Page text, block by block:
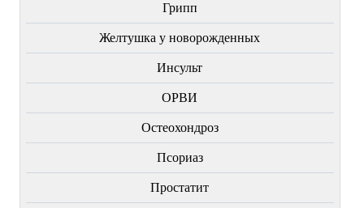
Грипп
Желтушка у новорожденных
Инсульт
ОРВИ
Остеохондроз
Пcориаз
Простатит